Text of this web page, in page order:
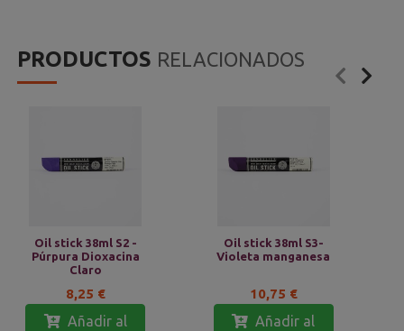
PRODUCTOS RELACIONADOS
Oil stick 38ml S2 -
Púrpura Dioxacina
Claro
8,25 €
Añadir al
Oil stick 38ml S3-
Violeta manganesa
10,75 €
Añadir al